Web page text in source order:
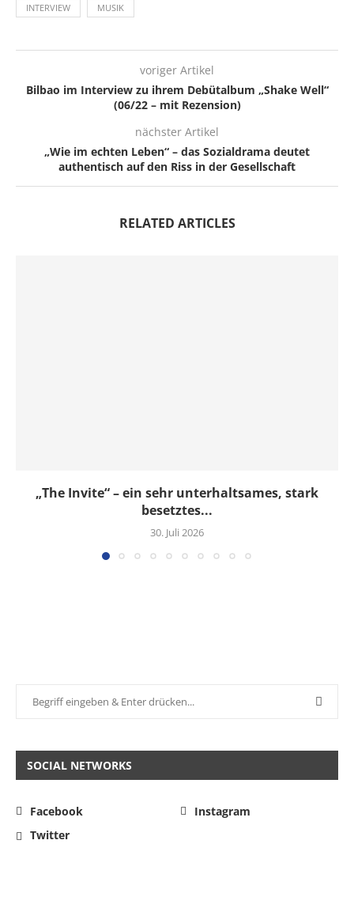
INTERVIEW MUSIK
voriger Artikel
Bilbao im Interview zu ihrem Debütalbum „Shake Well“
(06/22 – mit Rezension)
nächster Artikel
„Wie im echten Leben“ – das Sozialdrama deutet
authentisch auf den Riss in der Gesellschaft
RELATED ARTICLES
„The Invite“ – ein sehr unterhaltsames, stark
besetztes...
30. Juli 2026
SOCIAL NETWORKS
Facebook
Instagram
Twitter